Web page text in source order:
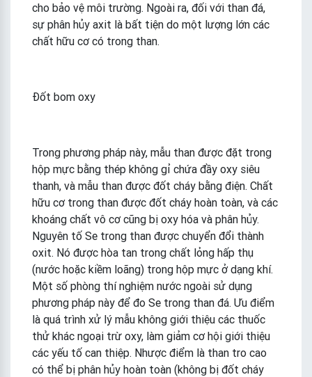
cho bảo vệ môi trường. Ngoài ra, đối với than đá,
sự phân hủy axit là bất tiện do một lượng lớn các
chất hữu cơ có trong than.
Đốt bom oxy
Trong phương pháp này, mẫu than được đặt trong
hộp mực bằng thép không gỉ chứa đầy oxy siêu
thanh, và mẫu than được đốt cháy bằng điện. Chất
hữu cơ trong than được đốt cháy hoàn toàn, và các
khoáng chất vô cơ cũng bị oxy hóa và phân hủy.
Nguyên tố Se trong than được chuyển đổi thành
oxit. Nó được hòa tan trong chất lỏng hấp thụ
(nước hoặc kiềm loãng) trong hộp mực ở dạng khí.
Một số phòng thí nghiệm nước ngoài sử dụng
phương pháp này để đo Se trong than đá. Ưu điểm
là quá trình xử lý mẫu không giới thiệu các thuốc
thử khác ngoại trừ oxy, làm giảm cơ hội giới thiệu
các yếu tố can thiệp. Nhược điểm là than tro cao
có thể bị phân hủy hoàn toàn (không bị đốt cháy